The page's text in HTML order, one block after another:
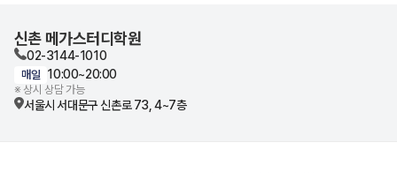
신촌 메가스터디학원
02-3144-1010
매일 10:00~20:00
※ 상시 상담 가능
서울시 서대문구 신촌로 73, 4~7층